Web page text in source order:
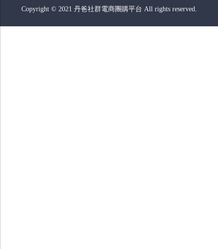
Copyright © 2021 丹爸社群電商團購平台 All rights reserved.